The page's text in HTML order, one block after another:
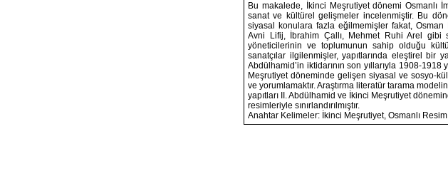
Bu makalede, İkinci Meşrutiyet dönemi Osmanlı
sanat ve kültürel gelişmeler incelenmiştir. Bu
siyasal konulara fazla eğilmemişler fakat,
Avni Lifij, İbrahim Çallı, Mehmet Ruhi Arel gibi
yöneticilerinin ve toplumunun sahip olduğu
sanatçılar ilgilenmişler, yapıtlarında eleştirel bir
Abdülhamid’in iktidarının son yıllarıyla 1908-
Meşrutiyet döneminde gelişen siyasal ve sosyo-
ve yorumlamaktır. Araştırma literatür tarama
yapıtları II. Abdülhamid ve İkinci Meşrutiyet
resimleriyle sınırlandırılmıştır.
Anahtar Kelimeler: İkinci Meşrutiyet, Osmanlı